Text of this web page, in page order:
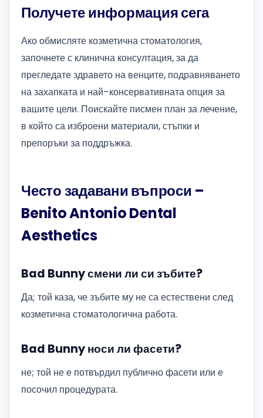
Получете информация сега
Ако обмисляте козметична стоматология,
започнете с клинична консултация, за да
прегледате здравето на венците, подравняването
на захапката и най-консервативната опция за
вашите цели. Поискайте писмен план за лечение,
в който са изброени материали, стъпки и
препоръки за поддръжка.
Често задавани въпроси –
Benito Antonio Dental
Aesthetics
Bad Bunny смени ли си зъбите?
Да; той каза, че зъбите му не са естествени след
козметична стоматологична работа.
Bad Bunny носи ли фасети?
не; той не е потвърдил публично фасети или е
посочил процедурата.